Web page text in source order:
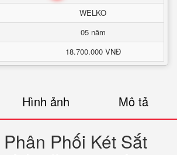
WELKO
05 năm
18.700.000 VNĐ
Hình ảnh Mô tả
Phối Két Sắt